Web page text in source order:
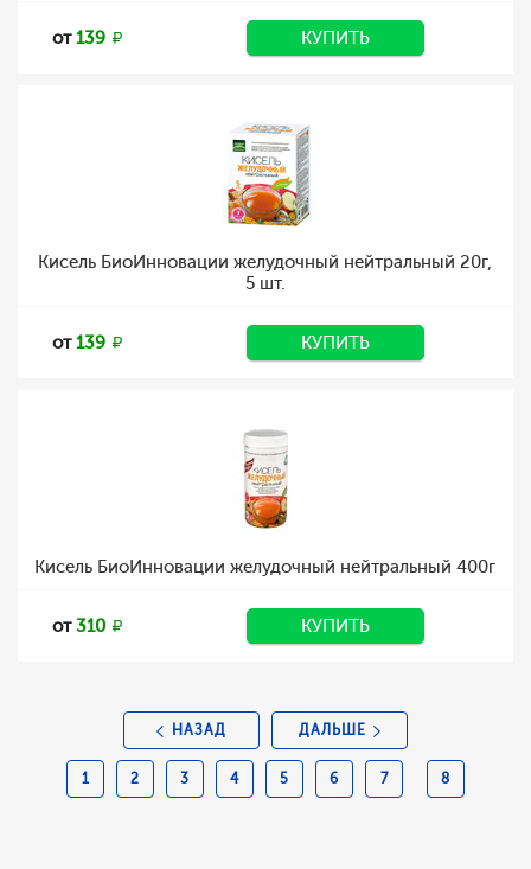
от139 КУПИТЬ
Кисель БиоИнновации желудочный нейтральный 20г,
5 шт.
от139 КУПИТЬ
Кисель БиоИнновации желудочный нейтральный 400г
от310 КУПИТЬ
НАЗАД
1 2 3 4 5 6 7 8
ДАЛЬШЕ